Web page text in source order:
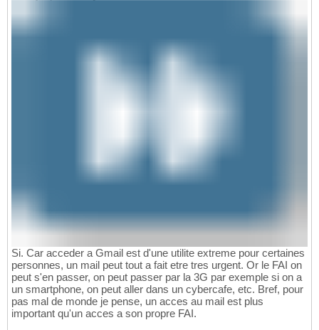
Si. Car acceder a Gmail est d'une utilite extreme pour certaines
personnes, un mail peut tout a fait etre tres urgent. Or le FAI on
peut s'en passer, on peut passer par la 3G par exemple si on a
un smartphone, on peut aller dans un cybercafe, etc. Bref, pour
pas mal de monde je pense, un acces au mail est plus
important qu'un acces a son propre FAI.